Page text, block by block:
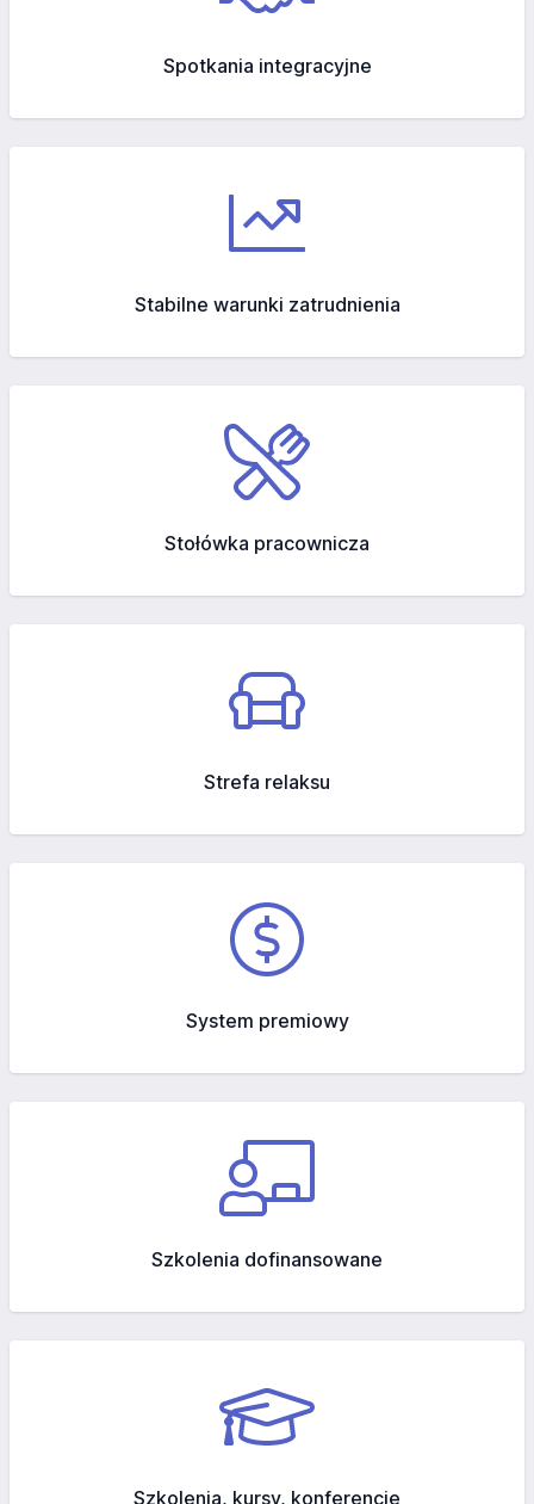
Spotkania integracyjne
Stabilne warunki zatrudnienia
Stołówka pracownicza
Strefa relaksu
System premiowy
Szkolenia dofinansowane
Szkolenia, kursy, konferencje